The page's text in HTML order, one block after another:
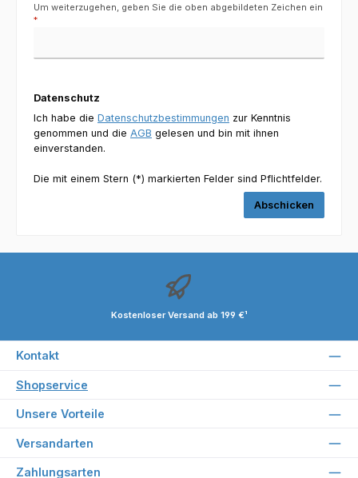
Um weiterzugehen, geben Sie die oben abgebildeten Zeichen ein
*
Datenschutz
Ich habe die Datenschutzbestimmungen zur Kenntnis
genommen und die AGB gelesen und bin mit ihnen
einverstanden.
Die mit einem Stern (*) markierten Felder sind Pflichtfelder.
Abschicken
Kostenloser Versand ab 199 €¹
Kontakt
Shopservice
Unsere Vorteile
Versandarten
Zahlungsarten